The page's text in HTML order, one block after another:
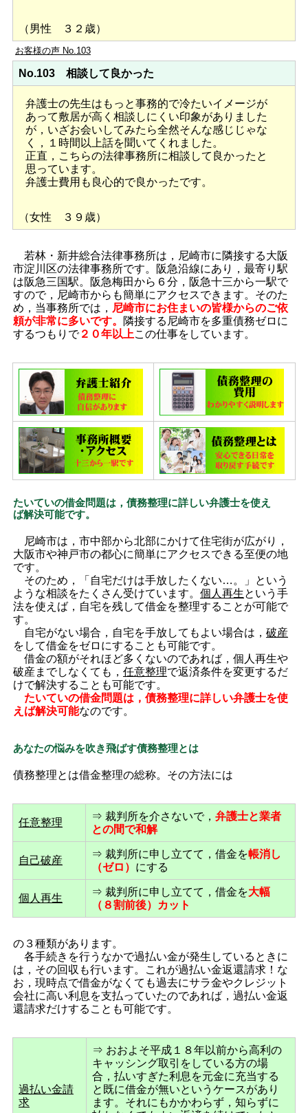
（男性 ３２歳）
お客様の声 No.103
No.103 相談して良かった
弁護士の先生はもっと事務的で冷たいイメージが
あって敷居が高く相談しにくい印象がありました
が，いざお会いしてみたら全然そんな感じじゃな
く，１時間以上話を聞いてくれました。
正直，こちらの法律事務所に相談して良かったと
思っています。
弁護士費用も良心的で良かったです。
（女性 ３９歳）
若林・新井総合法律事務所は，尼崎市に隣接する大阪
市淀川区の法律事務所です。阪急沿線にあり，最寄り駅
は阪急三国駅。阪急梅田から６分，阪急十三から一駅で
すので，尼崎市からも簡単にアクセスできます。そのた
め，当事務所では， 尼崎市にお住まいの皆様からのご依
頼が非常に多いです。
隣接する尼崎市を多重債務ゼロに
するつもりで２０年以上この仕事をしています。
たいていの借金問題は，債務整理に詳しい弁護士を使え
ば解決可能です。
尼崎市は，市中部から北部にかけて住宅街が広がり，
大阪市や神戸市の都心に簡単にアクセスできる至便の地
です。
そのため，「自宅だけは手放したくない…。」という
ような相談をたくさん受けています。 個人再生という手
法を使えば，自宅を残して借金を整理することが可能で
す。
自宅がない場合，自宅を手放してもよい場合は， 破産
をして借金をゼロにすることも可能です。
借金の額がそれほど多くないのであれば，個人再生や
破産までしなくても， 任意整理で返済条件を変更するだ
けで解決することも可能です。
たいていの借金問題は，債務整理に詳しい弁護士を使
えば解決可能なのです。
あなたの悩みを吹き飛ばす債務整理とは
債務整理とは借金整理の総称。その方法には
任意整理
⇒ 裁判所を介さないで， 弁護士と業者
との間で和解
自己破産
⇒ 裁判所に申し立てて，借金を帳消し
（ゼロ） にする
個人再生
⇒ 裁判所に申し立てて，借金を大幅
（８割前後）カット
の３種類があります。
各手続きを行うなかで過払い金が発生しているときに
は，その回収も行います。これが過払い金返還請求！な
お，現時点で借金がなくても過去にサラ金やクレジット
会社に高い利息を支払っていたのであれば，過払い金返
還請求だけすることも可能です。
過払い金請
求
⇒ おおよそ平成１８年以前から高利の
キャッシング取引をしている方の場
合，払いすぎた利息を元金に充当する
と既に借金が無いというケースがあり
ます。それにもかかわらず，知らずに